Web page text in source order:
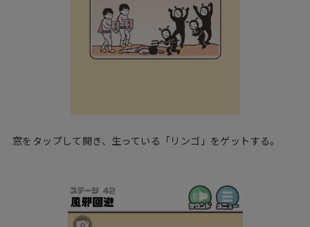
窓をタップして開き、生っている「リンゴ」をゲットする。